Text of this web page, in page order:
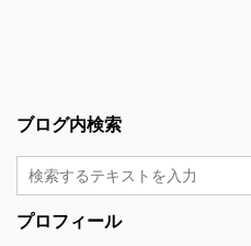
ブログ内検索
プロフィール